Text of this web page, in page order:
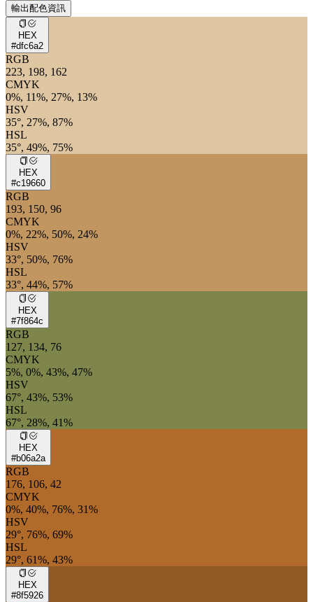
輸出配色資訊
HEX
#dfc6a2
RGB
223, 198, 162
CMYK
0%, 11%, 27%, 13%
HSV
35°, 27%, 87%
HSL
35°, 49%, 75%
HEX
#c19660
RGB
193, 150, 96
CMYK
0%, 22%, 50%, 24%
HSV
33°, 50%, 76%
HSL
33°, 44%, 57%
HEX
#7f864c
RGB
127, 134, 76
CMYK
5%, 0%, 43%, 47%
HSV
67°, 43%, 53%
HSL
67°, 28%, 41%
HEX
#b06a2a
RGB
176, 106, 42
CMYK
0%, 40%, 76%, 31%
HSV
29°, 76%, 69%
HSL
29°, 61%, 43%
HEX
#8f5926